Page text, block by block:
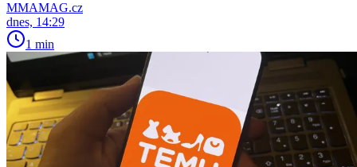
MMAMAG.cz
dnes, 14:29
1 min